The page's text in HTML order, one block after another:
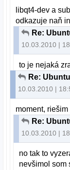
libqt4-dev a
odkazuje naň
10.03.2010 |
to je nejaká
10.03.2010 |
moment,
10.03.2010 |
no tak to
nevšimol som